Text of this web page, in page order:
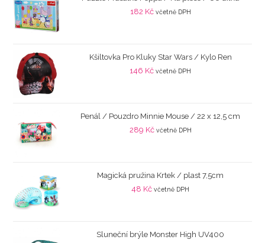
182 Kč včetně DPH
Kšiltovka Pro Kluky Star Wars / Kylo Ren
146 Kč včetně DPH
Penál / Pouzdro Minnie Mouse / 22 x 12,5 cm
289 Kč včetně DPH
Magická pružina Krtek / plast 7,5cm
48 Kč včetně DPH
Sluneční brýle Monster High UV400